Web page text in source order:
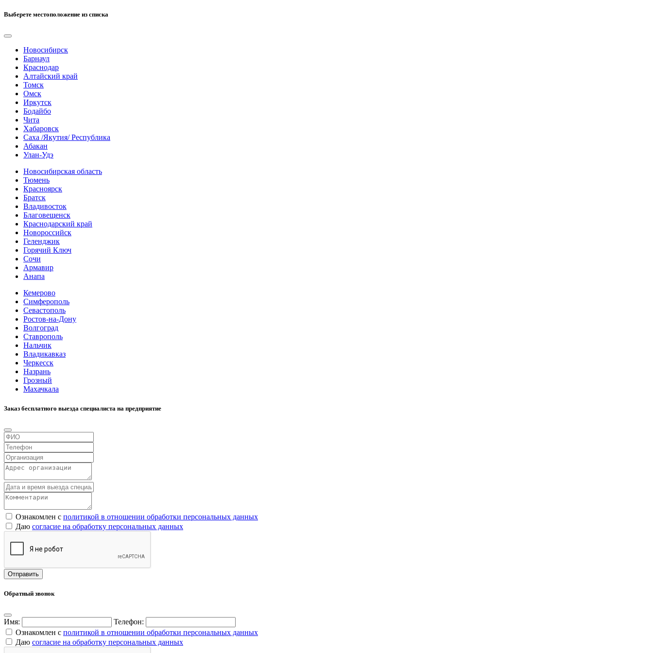
Выберете местоположение из списка
Новосибирск
Барнаул
Краснодар
Алтайский край
Томск
Омск
Иркутск
Бодайбо
Чита
Хабаровск
Саха /Якутия/ Республика
Абакан
Улан-Удэ
Новосибирская область
Тюмень
Красноярск
Братск
Владивосток
Благовещенск
Краснодарский край
Новороссийск
Геленджик
Горячий Ключ
Сочи
Армавир
Анапа
Кемерово
Симферополь
Севастополь
Ростов-на-Дону
Волгоград
Ставрополь
Нальчик
Владикавказ
Черкесск
Назрань
Грозный
Махачкала
Заказ бесплатного выезда специалиста на предприятие
Ознакомлен с политикой в отношении обработки персональных данных
Даю согласие на обработку персональных данных
Обратный звонок
Имя:
Телефон:
Ознакомлен с политикой в отношении обработки персональных данных
Даю согласие на обработку персональных данных